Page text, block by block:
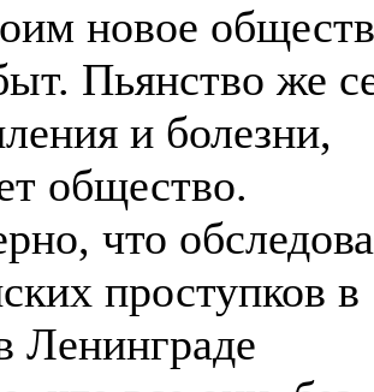
новое
Пьянство же
и болезни,
общество.
что
проступков в
Ленинграде